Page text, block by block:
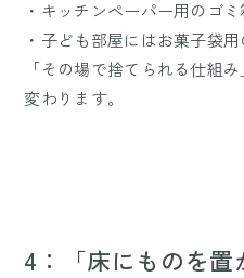
・キッチンペーパー用のゴ
・子ども部屋にはお菓子袋
「その場で捨てられる仕組
変わります。
4：「床にものを置